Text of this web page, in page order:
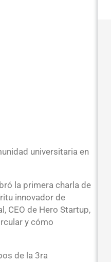
universitaria en
la primera charla de
innovador de
CEO de Hero Startup,
y cómo
de la 3ra